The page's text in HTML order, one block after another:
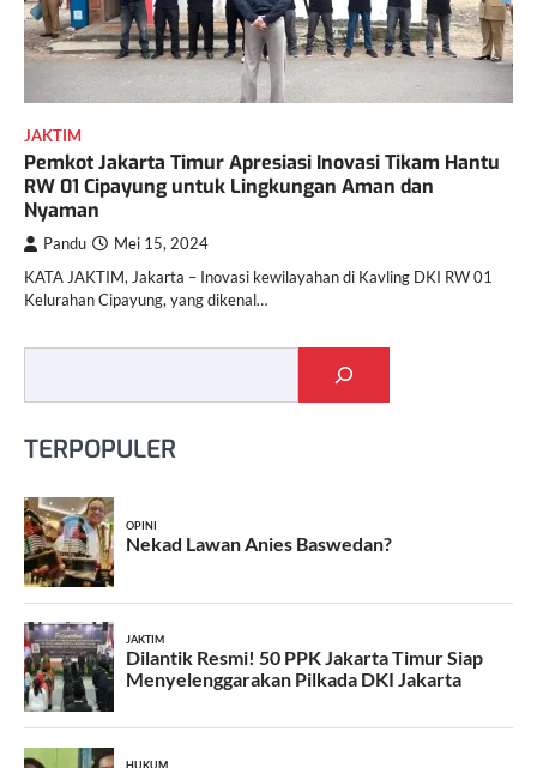
JAKTIM
Pemkot Jakarta Timur Apresiasi Inovasi Tikam Hantu
RW 01 Cipayung untuk Lingkungan Aman dan
Nyaman
Pandu Mei 15, 2024
KATA JAKTIM, Jakarta – Inovasi kewilayahan di Kavling DKI RW 01
Kelurahan Cipayung, yang dikenal…
TERPOPULER